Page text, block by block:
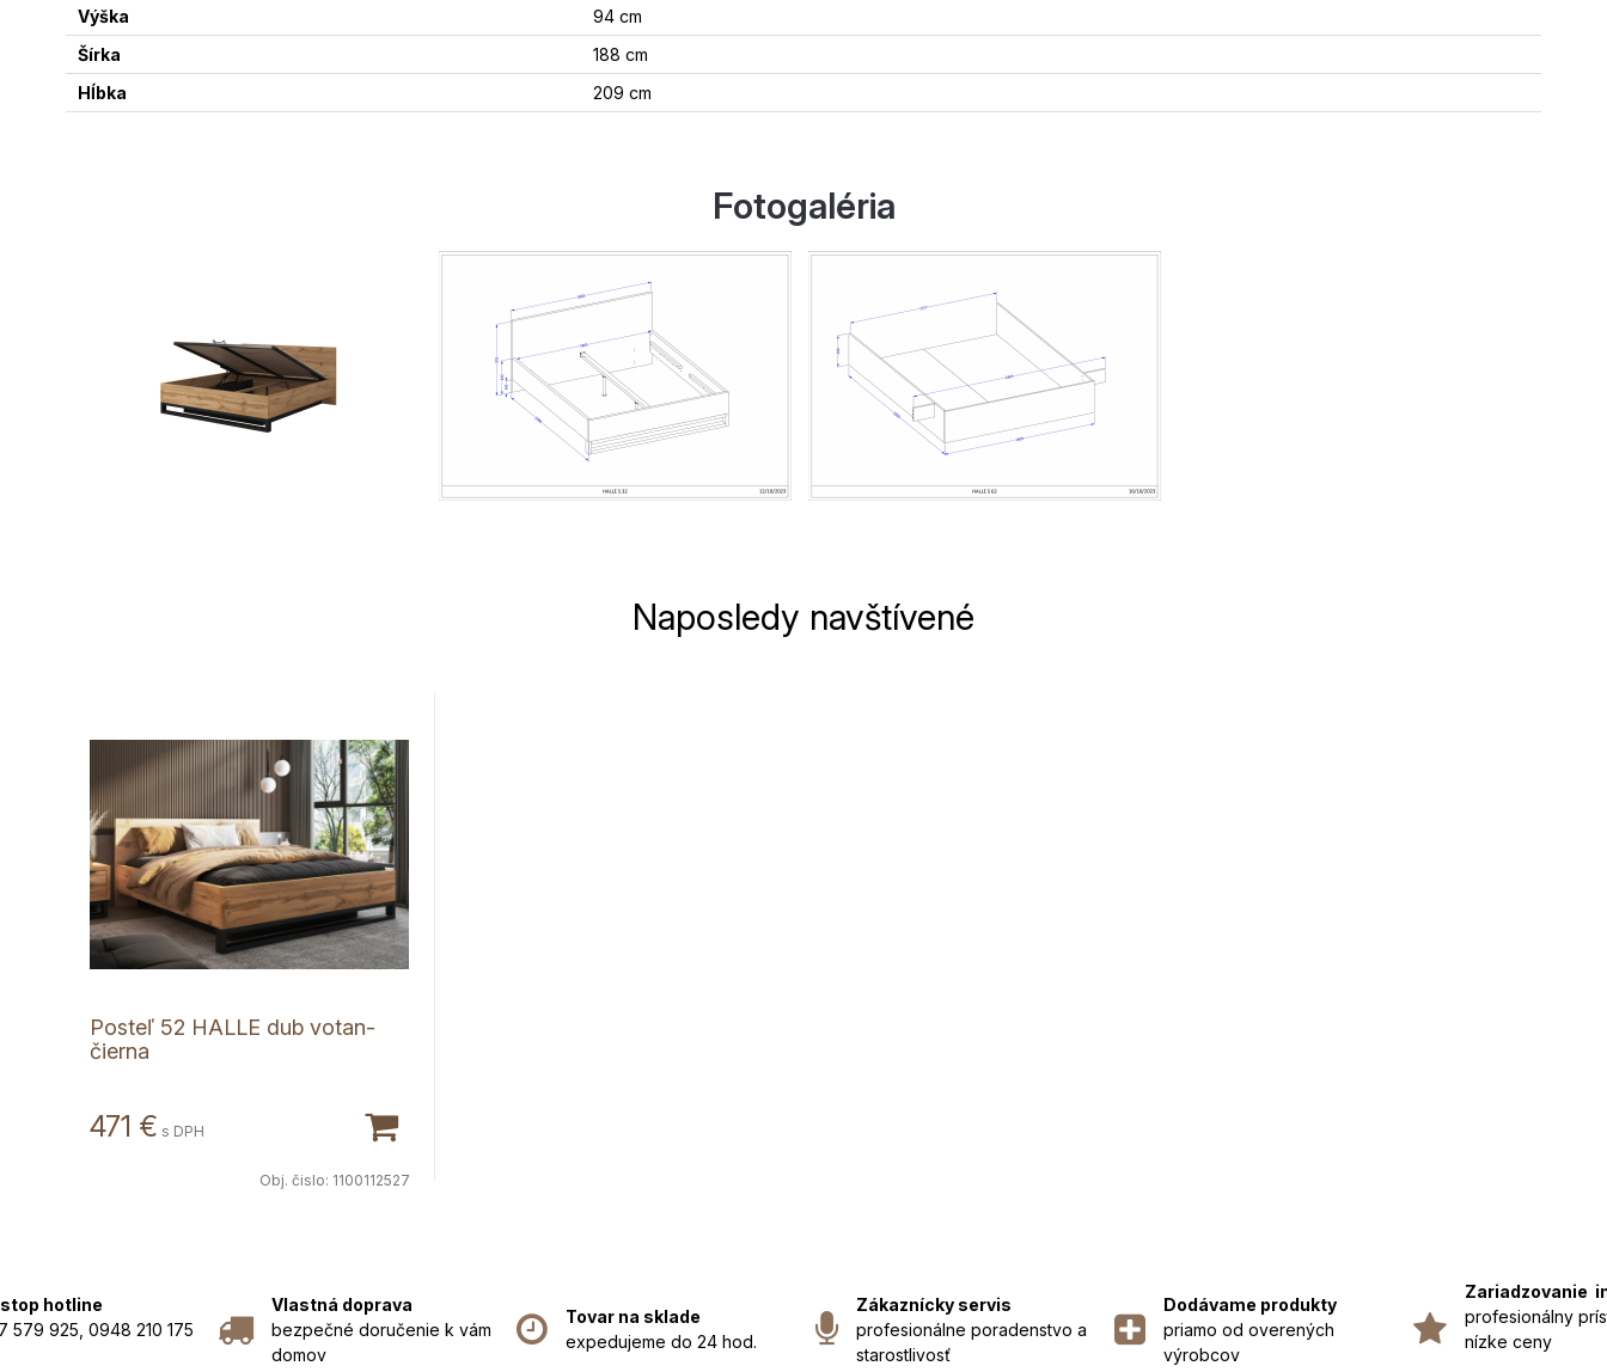
Výška
94 cm
Šírka
188 cm
Hĺbka
209 cm
Fotogaléria
Naposledy navštívené
Posteľ 52 HALLE dub votan-
čierna
471 € s DPH
Obj. čislo: 1100112527
hotline
579 925, 0948 210 175
Vlastná doprava
bezpečné doručenie k vám
domov
Tovar na sklade
expedujeme do 24 hod.
Zákaznícky servis
profesionálne poradenstvo a
starostlivosť
Dodávame produkty
priamo od overených
výrobcov
Zariadzovanie
profesionálny
nízke ceny